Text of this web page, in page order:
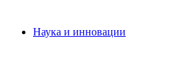
Наука и инновации